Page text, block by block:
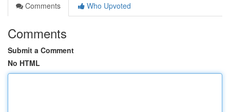
Comments
Who Upvoted
Comments
Submit a Comment
No HTML